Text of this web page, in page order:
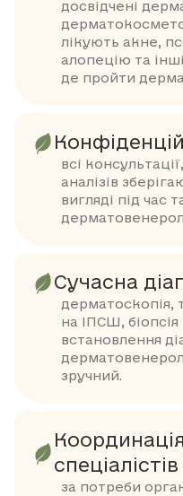
досвідчені
лікують акне,
алопецію та
де пройти
всі
аналізів
вигляді під час
Сучасна
дерматоскопія,
на ІПСШ, біопсія
встановлення
зручний.
спеціалістів
за потреби